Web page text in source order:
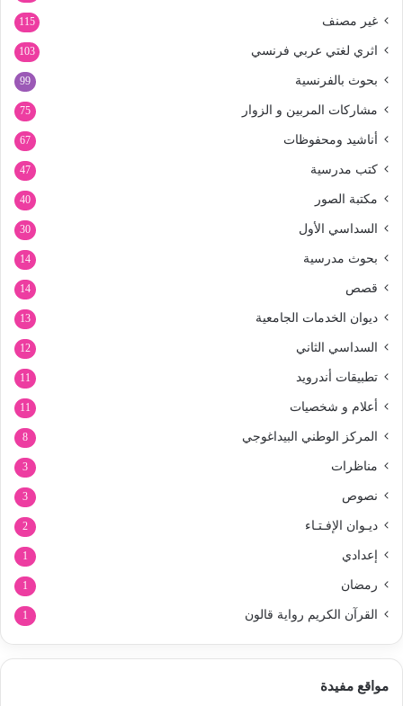
غير مصنف 115
اثري لغتي عربي فرنسي 103
بحوث بالفرنسية 99
مشاركات المربين و الزوار 75
أناشيد ومحفوظات 67
كتب مدرسية 47
مكتبة الصور 40
السداسي الأول 30
بحوث مدرسية 14
قصص 14
ديوان الخدمات الجامعية 13
السداسي الثاني 12
تطبيقات أندرويد 11
أعلام و شخصيات 11
المركز الوطني البيداغوجي 8
مناظرات 3
نصوص 3
ديـوان الإفـتـاء 2
إعدادي 1
رمضان 1
القرآن الكريم رواية قالون 1
مواقع مفيدة